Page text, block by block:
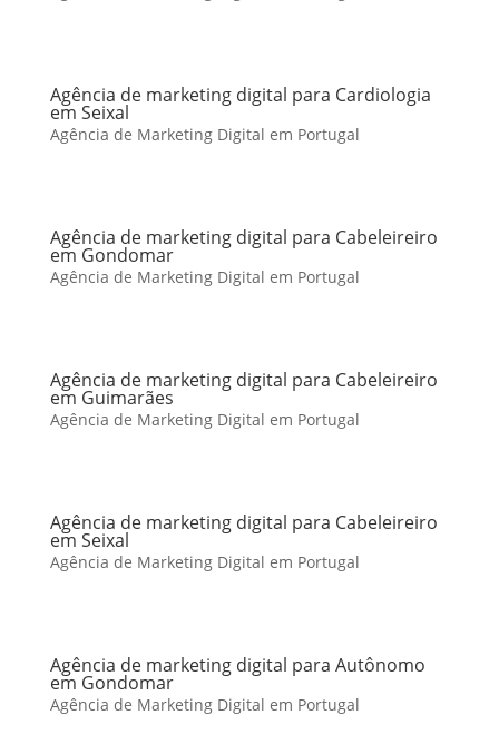
Agência de marketing digital para Cardiologia
em Seixal
Agência de Marketing Digital em Portugal
Agência de marketing digital para Cabeleireiro
em Gondomar
Agência de Marketing Digital em Portugal
Agência de marketing digital para Cabeleireiro
em Guimarães
Agência de Marketing Digital em Portugal
Agência de marketing digital para Cabeleireiro
em Seixal
Agência de Marketing Digital em Portugal
Agência de marketing digital para Autônomo
em Gondomar
Agência de Marketing Digital em Portugal